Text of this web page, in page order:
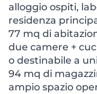
alloggio ospiti,
residenza
77 mq di
due camere +
o destinabile a
94 mq di
ampio spazio